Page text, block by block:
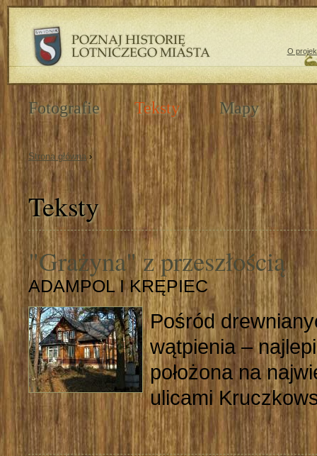
Strona główna ›
Teksty
"Grażyna" z przeszłością
ADAMPOL I KRĘPIEC
Pośród
wątpienia –
położona na
ulicami
Fotografie Teksty Mapy
O